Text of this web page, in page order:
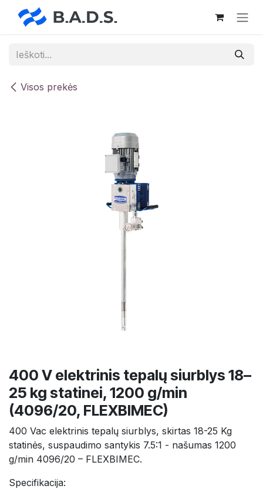
Skip to Content
Visos prekės
400 V elektrinis tepalų siurblys 18–
25 kg statinei, 1200 g/min
(4096/20, FLEXBIMEC)
400 Vac elektrinis tepalų siurblys, skirtas 18-25 Kg
statinės, suspaudimo santykis 7.5:1 - našumas 1200
g/min 4096/20 – FLEXBIMEC.
Specifikacija: